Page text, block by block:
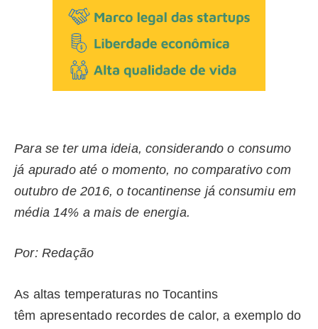
Para se ter uma ideia, considerando o consumo
já apurado até o momento, no comparativo com
outubro de 2016, o tocantinense já consumiu em
média 14% a mais de energia.
Por: Redação
As altas temperaturas no Tocantins
têm apresentado recordes de calor, a exemplo do